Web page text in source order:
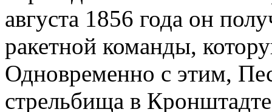
августа 1856 года он
ракетной команды,
Одновременно с этим,
стрельбища в